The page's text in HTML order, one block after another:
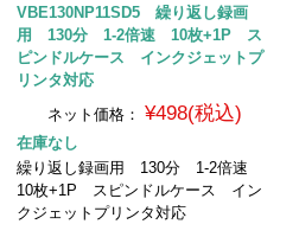
VBE130NP11SD5 繰り返し録画
用 130分 1-2倍速 10枚+1P ス
ピンドルケース インクジェットプ
リンタ対応
ネット価格： ¥498(税込)
在庫なし
繰り返し録画用 130分 1-2倍速
10枚+1P スピンドルケース イン
クジェットプリンタ対応